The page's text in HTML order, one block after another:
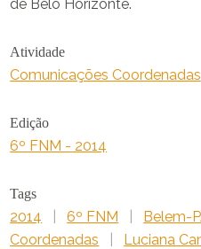
de Belo Horizonte.
Atividade
Comunicações Coordenadas
Edição
6º FNM - 2014
Tags
2014 6º FNM Belem-
Coordenadas
Luciana